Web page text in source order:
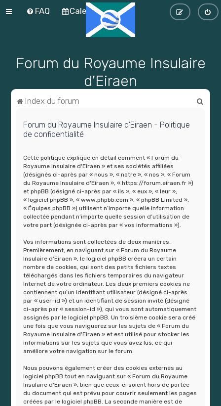
FAQ Calendrier
Forum du Royaume Insulaire
d'Eiraen
Index du forum
Forum du Royaume Insulaire d'Eiraen - Politique
de confidentialité
Cette politique explique en détail comment « Forum du
Royaume Insulaire d'Eiraen » et ses sociétés affiliées
(désignés ci-après par « nous », « notre », « nos », « Forum
du Royaume Insulaire d'Eiraen », « https://forum.eiraen.fr »)
et phpBB (désigné ci-après par « ils », « eux », « leur »,
« logiciel phpBB », « www.phpbb.com », « phpBB Limited »,
« Équipes phpBB ») utilisent n’importe quelle information
collectée pendant n’importe quelle session d’utilisation de
votre part (désignée ci-après par « vos informations »).
Vos informations sont collectées de deux manières.
Premièrement, en naviguant sur « Forum du Royaume
Insulaire d'Eiraen », le logiciel phpBB créera un certain
nombre de cookies, qui sont des petits fichiers textes
téléchargés dans les fichiers temporaires du navigateur
Internet de votre ordinateur. Les deux premiers cookies ne
contiennent qu’un identifiant utilisateur (désigné ci-après
par « user-id ») et un identifiant de session invité (désigné
ci-après par « session-id »), qui vous sont automatiquement
assignés par le logiciel phpBB. Un troisième cookie sera créé
une fois que vous naviguerez sur les sujets de « Forum du
Royaume Insulaire d'Eiraen » et est utilisé pour stocker les
informations sur les sujets que vous avez lus, ce qui
améliore votre navigation sur le forum.
Nous pouvons également créer des cookies externes au
logiciel phpBB tout en naviguant sur « Forum du Royaume
Insulaire d'Eiraen », bien que ceux-ci soient hors de portée
du document qui est prévu pour couvrir seulement les pages
créées par le logiciel phpBB. La seconde manière est de